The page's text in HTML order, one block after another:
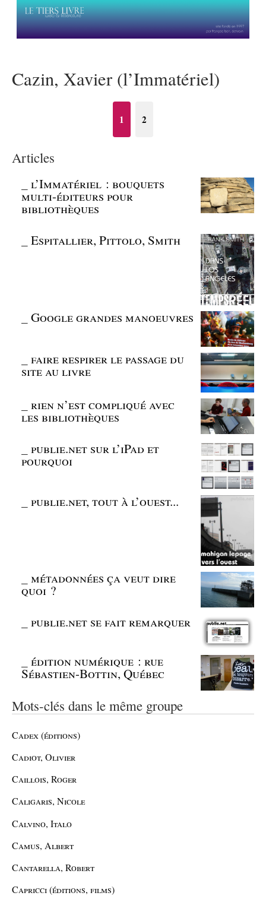
Cazin, Xavier (l’Immatériel)
1 2
Articles
_l’Immatériel : bouquets
multi-éditeurs pour
bibliothèques
_Espitallier, Pittolo, Smith
_Google grandes manoeuvres
_faire respirer le passage du
site au livre
_rien n’est compliqué avec
les bibliothèques
_publie.net sur l’iPad et
pourquoi
_publie.net, tout à l’ouest...
_métadonnées ça veut dire
quoi ?
_publie.net se fait remarquer
_édition numérique : rue
Sébastien-Bottin, Québec
Mots-clés dans le même groupe
Cadex (éditions)
Cadiot, Olivier
Caillois, Roger
Caligaris, Nicole
Calvino, Italo
Camus, Albert
Cantarella, Robert
Capricci (éditions, films)